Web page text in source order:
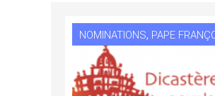
NOMINATIONS, PAPE